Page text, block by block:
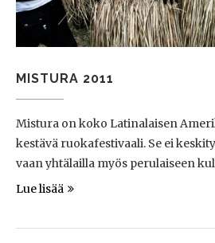
MISTURA 2011
Mistura on koko Latinalaisen
kestävä ruokafestivaali. Se ei
vaan yhtälailla myös perulaiseen
Lue lisää